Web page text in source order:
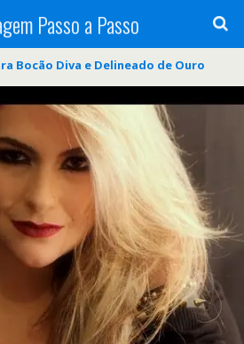
Passo a Passo
Bocão Diva e Delineado de Ouro